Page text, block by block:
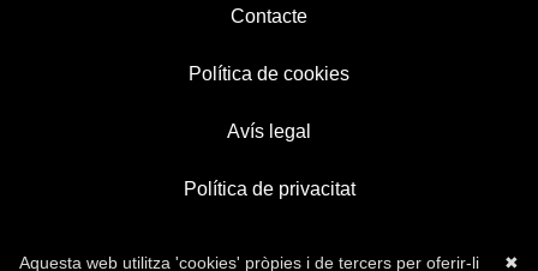
Contacte
Política de cookies
Avís legal
Política de privacitat
✖
Aquesta web utilitza 'cookies' pròpies i de tercers per oferir-li